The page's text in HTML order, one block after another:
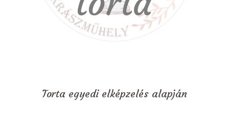
Torta egyedi elképzelés alapján